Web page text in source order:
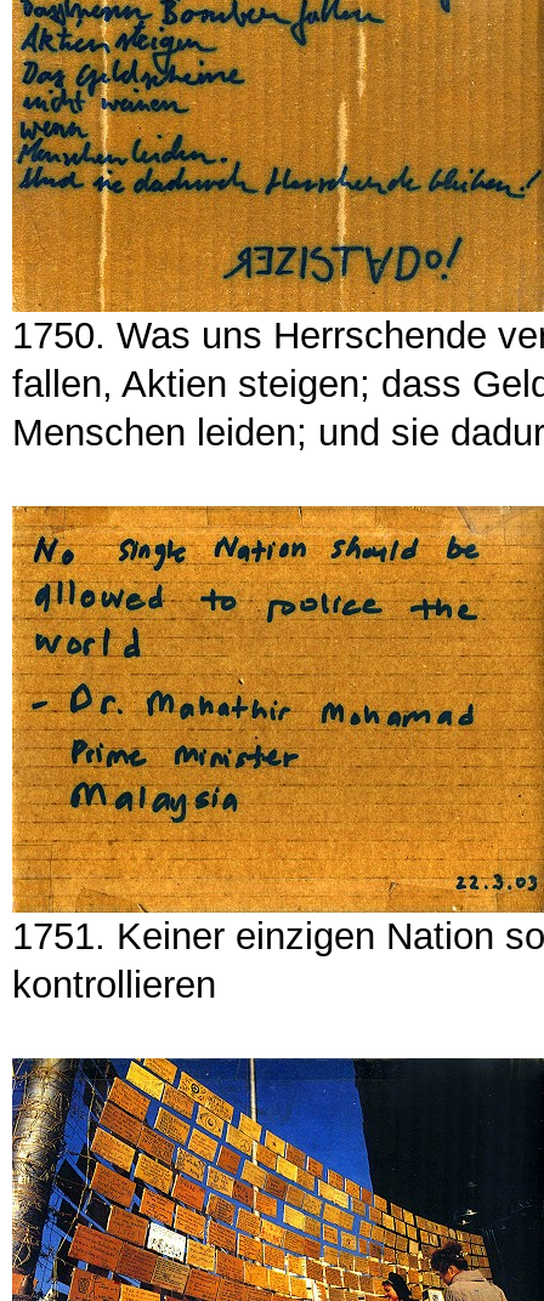
1750. Was uns Herrschende
fallen, Aktien steigen; dass
Menschen leiden; und sie
1751. Keiner einzigen Nation
kontrollieren